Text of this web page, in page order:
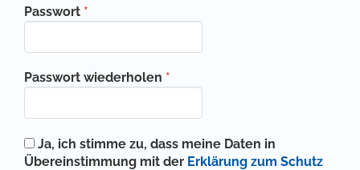
Passwort *
Passwort wiederholen *
Übereinstimmung mit der Erklärung zum Schutz